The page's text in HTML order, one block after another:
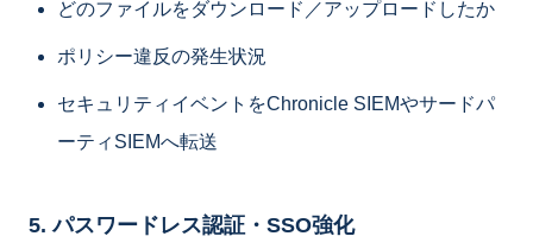
どのファイルをダウンロード／アップロードしたか
ポリシー違反の発生状況
セキュリティイベントをChronicle SIEMやサードパ
ーティSIEMへ転送
5. パスワードレス認証・SSO強化